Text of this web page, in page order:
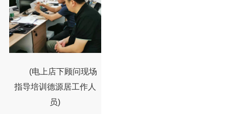
(电上店下顾问现场
指导培训德源居工作人
员)